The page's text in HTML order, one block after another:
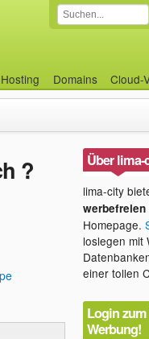
Domains Cloud-
? Über lima-
lima-city
Homepage.
loslegen mit
einer tollen
Login
Werbung!